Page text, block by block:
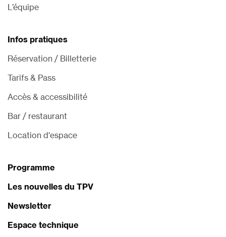
L’équipe
Infos pratiques
Réservation / Billetterie
Tarifs & Pass
Accès & accessibilité
Bar / restaurant
Location d'espace
Programme
Les nouvelles du TPV
Newsletter
Espace technique